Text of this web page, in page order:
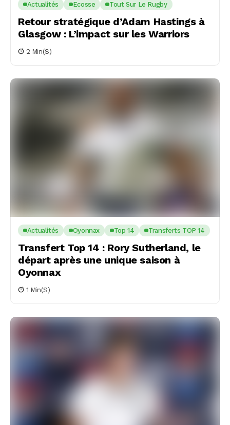
Actualités Ecosse Tout Sur Le Rugby
Retour stratégique d’Adam Hastings à
Glasgow : L’impact sur les Warriors
2 Min(s)
Actualités Oyonnax Top 14 Transferts TOP 14
Transfert Top 14 : Rory Sutherland, le
départ après une unique saison à
Oyonnax
1 Min(s)